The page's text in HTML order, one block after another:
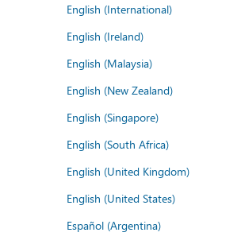
English (International)
English (Ireland)
English (Malaysia)
English (New Zealand)
English (Singapore)
English (South Africa)
English (United Kingdom)
English (United States)
Español (Argentina)